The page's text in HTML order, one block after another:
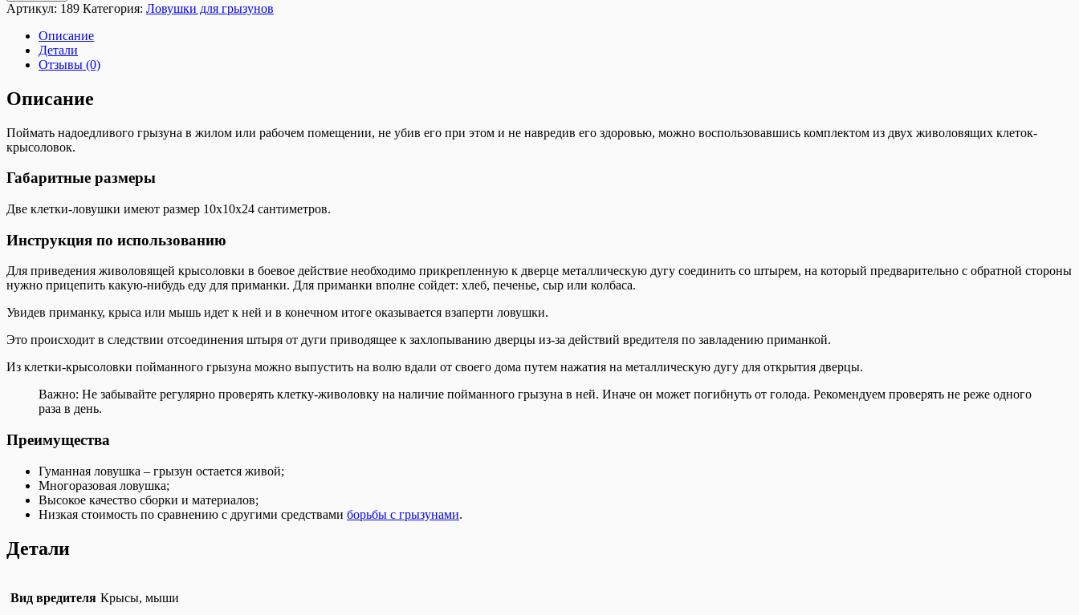
Артикул: 189 Категория: Ловушки для грызунов
Описание
Детали
Отзывы (0)
Описание
Поймать надоедливого грызуна в жилом или рабочем помещении, не убив его при этом и не навредив его здоровью, можно воспользовавшись комплектом из двух живоловящих клеток-
крысоловок.
Габаритные размеры
Две клетки-ловушки имеют размер 10x10x24 сантиметров.
Инструкция по использованию
Для приведения живоловящей крысоловки в боевое действие необходимо прикрепленную к дверце металлическую дугу соединить со штырем, на который предварительно с обратной стороны
нужно прицепить какую-нибудь еду для приманки. Для приманки вполне сойдет: хлеб, печенье, сыр или колбаса.
Увидев приманку, крыса или мышь идет к ней и в конечном итоге оказывается взаперти ловушки.
Это происходит в следствии отсоединения штыря от дуги приводящее к захлопыванию дверцы из-за действий вредителя по завладению приманкой.
Из клетки-крысоловки пойманного грызуна можно выпустить на волю вдали от своего дома путем нажатия на металлическую дугу для открытия дверцы.
Важно: Не забывайте регулярно проверять клетку-живоловку на наличие пойманного грызуна в ней. Иначе он может погибнуть от голода. Рекомендуем проверять не реже одного
раза в день.
Преимущества
Гуманная ловушка – грызун остается живой;
Многоразовая ловушка;
Высокое качество сборки и материалов;
Низкая стоимость по сравнению с другими средствами борьбы с грызунами.
Детали
Вид вредителя Крысы, мыши